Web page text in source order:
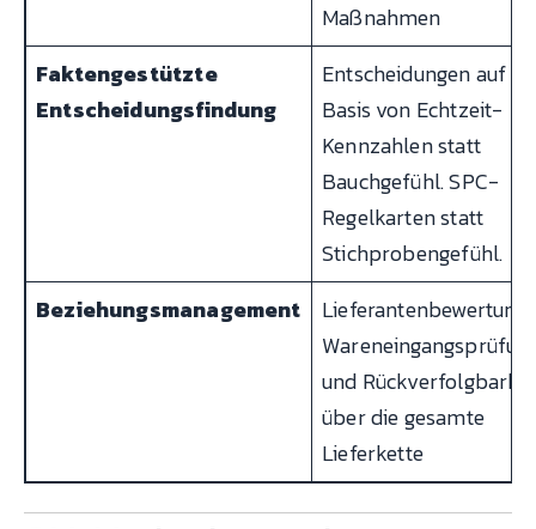
Maßnahmen
Faktengestützte
Entscheidungsfindung
Entscheidungen auf
Basis von Echtzeit-
Kennzahlen statt
Bauchgefühl. SPC-
Regelkarten statt
Stichprobengefühl.
Beziehungsmanagement
Lieferantenbewertung,
und
über die gesamte
Lieferkette